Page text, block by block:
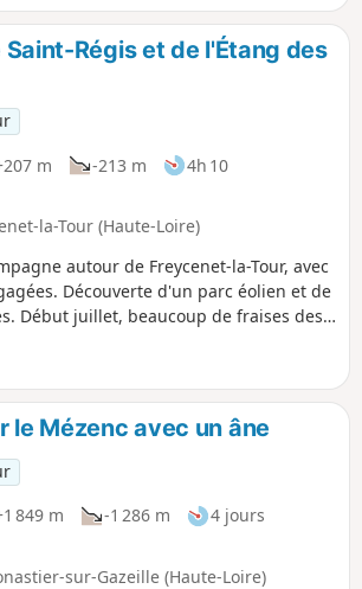
Saint-Régis et de l'Étang des
m -213 m
4h 10
la-Tour (Haute-Loire)
autour de Freycenet-la-Tour, avec
Découverte d'un parc éolien et de
Début juillet, beaucoup de fraises des
le Mézenc avec un âne
849 m -1 286 m
4 jours
sur-Gazeille (Haute-Loire)